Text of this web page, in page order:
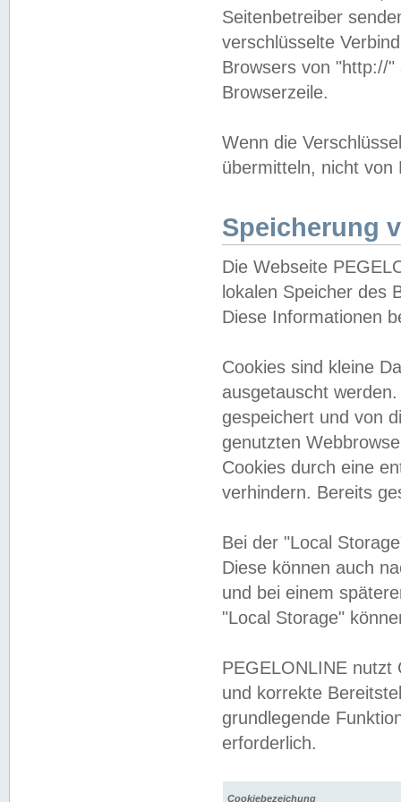
Seitenbetreiber
verschlüsselte
Browsers von "http://
Browserzeile.
Wenn die
übermitteln, nicht von
Speicherung
Die Webseite
lokalen Speicher des
Diese Informationen
Cookies sind kleine
ausgetauscht
gespeichert und von
genutzten
Cookies durch eine
verhindern. Bereits
Bei der "Local
Diese können auch
und bei einem
"Local Storage"
PEGELONLINE nutzt
und korrekte
grundlegende
erforderlich.
Cookiebezeichung